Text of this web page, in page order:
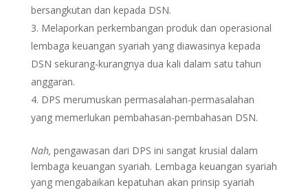
bersangkutan dan kepada DSN.
Melaporkan perkembangan produk dan operasional
lembaga keuangan syariah yang diawasinya kepada
DSN sekurang-kurangnya dua kali dalam satu tahun
anggaran.
DPS merumuskan permasalahan-permasalahan
yang memerlukan pembahasan-pembahasan DSN.
Nah, pengawasan dari DPS ini sangat krusial dalam
lembaga keuangan syariah. Lembaga keuangan syariah
yang mengabaikan kepatuhan akan prinsip syariah